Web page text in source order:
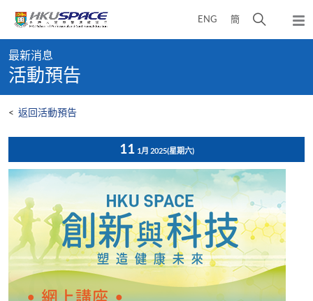
content
ENG 簡
開
彈
出
content
start
最新消息
活動預告
< 返回活動預告
11 1月 2025(星期六)